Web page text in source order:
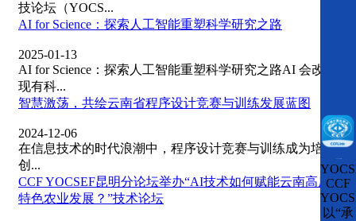
技论坛（YOCS...
AI for Science：探索人工智能重塑科学研究之路
2025-01-13
AI for Science：探索人工智能重塑科学研究之路AI 会改变
现有科...
智慧激荡，共绘云南省程序设计竞赛与训练发展蓝图
2024-12-06
在信息技术的时代浪潮中，程序设计竞赛与训练成为培育
创...
CCF YOCSEF昆明分论坛举办“AI技术如何赋能云南高原
特色农业发展？”技术论坛
CCF
以“承